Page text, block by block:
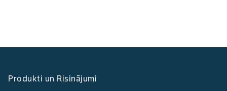
Produkti un Risinājumi